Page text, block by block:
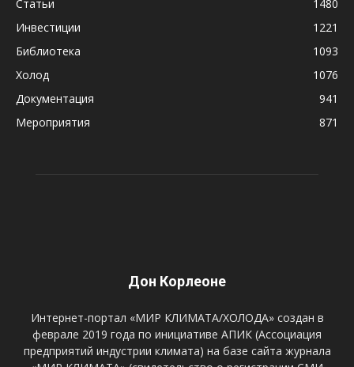
Статьи
1480
Инвестиции
1221
Библиотека
1093
Холод
1076
Документация
941
Мероприятия
871
Дон Корлеоне
Интернет-портал «МИР КЛИМАТА/ХОЛОДА» создан в
феврале 2019 года по инициативе АПИК (Ассоциация
предприятий индустрии климата) на базе сайта журнала